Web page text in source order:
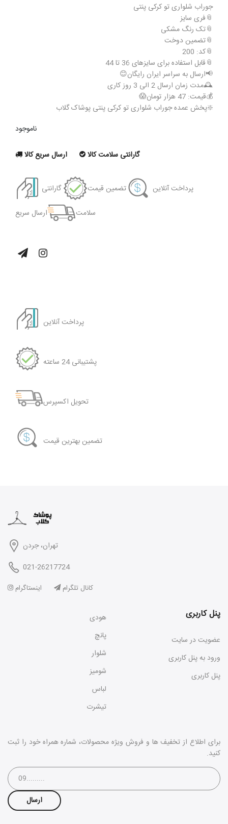
جوراب شلواری تو کرکی پنتی
📎فری سایز
📎تک رنگ مشکی
📎تضمین دوخت
📎کد: 200
📎قابل استفاده برای سایزهای 36 تا 44
📢ارسال به سراسر ایران رایگان😊
🕰️مدت زمان ارسال 2 الی 3 روز کاری
💰قیمت: 47 هزار تومان😱
❇️پخش عمده جوراب شلواری تو کرکی پنتی پوشاک گلاب
ناموجود
ارسال سریع کالا گارانتی سلامت کالا
پرداخت آنلاین تضمین قیمت
گارانتی
سلامت
ارسال سریع
پرداخت آنلاین
پشتیبانی 24 ساعته
تحویل اکسپرس
تضمین بهترین قیمت
تهران، جردن
021-26217724
اینستاگرام کانال تلگرام
هودی
پانچ
شلوار
شومیز
لباس
تیشرت
پنل کاربری
عضویت در سایت
ورود به پنل کاربری
پنل کاربری
برای اطلاع از تخفیف ها و فروش ویژه محصولات، شماره همراه خود را ثبت
کنید.